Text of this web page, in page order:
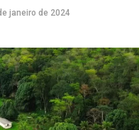
janeiro de 2024